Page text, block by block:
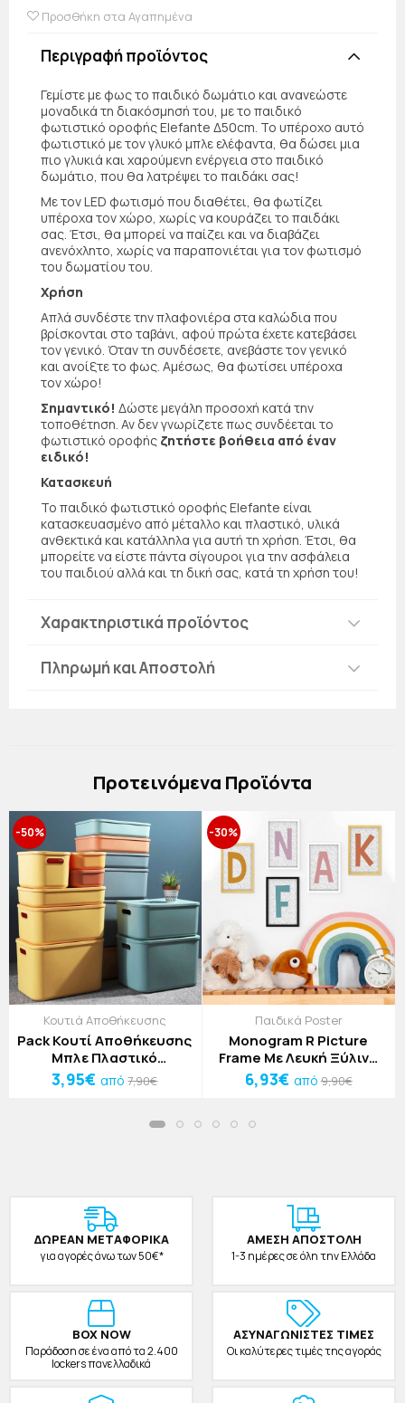
Προσθήκη στα Αγαπημένα
Περιγραφή προϊόντος
Γεμίστε με φως το παιδικό δωμάτιο και ανανεώστε
μοναδικά τη διακόσμησή του, με το παιδικό
φωτιστικό οροφής Elefante Δ50cm. Το υπέροχο αυτό
φωτιστικό με τον γλυκό μπλε ελέφαντα, θα δώσει μια
πιο γλυκιά και χαρούμενη ενέργεια στο παιδικό
δωμάτιο, που θα λατρέψει το παιδάκι σας!
Με τον LED φωτισμό που διαθέτει, θα φωτίζει
υπέροχα τον χώρο, χωρίς να κουράζει το παιδάκι
σας. Έτσι, θα μπορεί να παίζει και να διαβάζει
ανενόχλητο, χωρίς να παραπονιέται για τον φωτισμό
του δωματίου του.
Χρήση
Απλά συνδέστε την πλαφονιέρα στα καλώδια που
βρίσκονται στο ταβάνι, αφού πρώτα έχετε κατεβάσει
τον γενικό. Όταν τη συνδέσετε, ανεβάστε τον γενικό
και ανοίξτε το φως. Αμέσως, θα φωτίσει υπέροχα
τον χώρο!
Σημαντικό! Δώστε μεγάλη προσοχή κατά την
τοποθέτηση. Αν δεν γνωρίζετε πως συνδέεται το
φωτιστικό οροφής ζητήστε βοήθεια από έναν
ειδικό!
Κατασκευή
Το παιδικό φωτιστικό οροφής Elefante είναι
κατασκευασμένο από μέταλλο και πλαστικό, υλικά
ανθεκτικά και κατάλληλα για αυτή τη χρήση. Έτσι, θα
μπορείτε να είστε πάντα σίγουροι για την ασφάλεια
του παιδιού αλλά και τη δική σας, κατά τη χρήση του!
Χαρακτηριστικά προϊόντος
Πληρωμή και Αποστολή
Πρoτεινόμενα Προϊόντα
-50%
Κουτιά Αποθήκευσης
Pack Κουτί Αποθήκευσης
Μπλε Πλαστικό
26x18x16cm
3,95€ από7,90€
-30%
Παιδικά Poster
Monogram R Picture
Frame Με Λευκή Ξύλινη
Κορνίζα 10x15cm
6,93€ από 9,90€
ΔΩΡΕAΝ ΜΕΤΑΦΟΡΙΚΑ
για αγορές άνω των 50€*
ΑΜΕΣΗ ΑΠΟΣΤΟΛΗ
1-3 ημέρες σε όλη την Ελλάδα
BOX NOW
Παράδοση σε ένα από τα 2.400
lockers πανελλαδικά
ΑΣΥΝΑΓΩΝΙΣΤΕΣ ΤΙΜΕΣ
Οι καλύτερες τιμές της αγοράς